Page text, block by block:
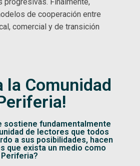
de cooperación entre
comercial y de transición
la Comunidad
sostiene fundamentalmente
de lectores que todos
a sus posibilidades, hacen
que exista un medio como
Periferia?